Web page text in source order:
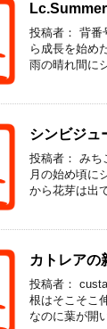
投稿者： 背番
ら成長を始め
雨の晴れ間に
シンビジ
投稿者： みち
月の始め頃に
から花芽は出
カトレアの
投稿者：
根はそこそこ
なのに葉が開